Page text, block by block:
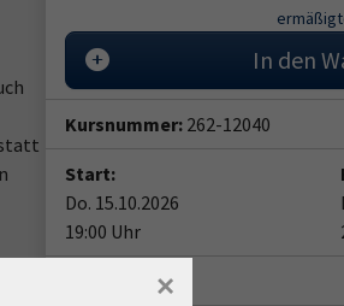
In den
Kursnummer: 262-12040
Start:
Do. 15.10.2026
19:00 Uhr
×